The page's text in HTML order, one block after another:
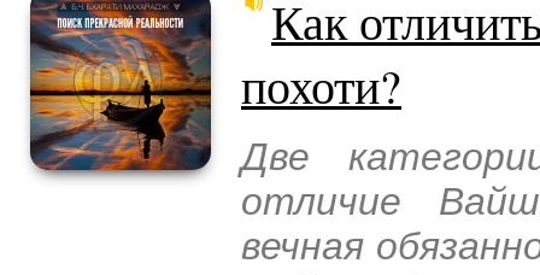
Как
похоти?
Две
отличие
вечная